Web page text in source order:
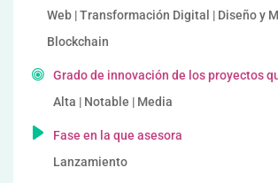
Web | Transformación Digital | Diseño y
Blockchain
Grado de innovación de los proyectos
Alta | Notable | Media
Fase en la que asesora
Lanzamiento